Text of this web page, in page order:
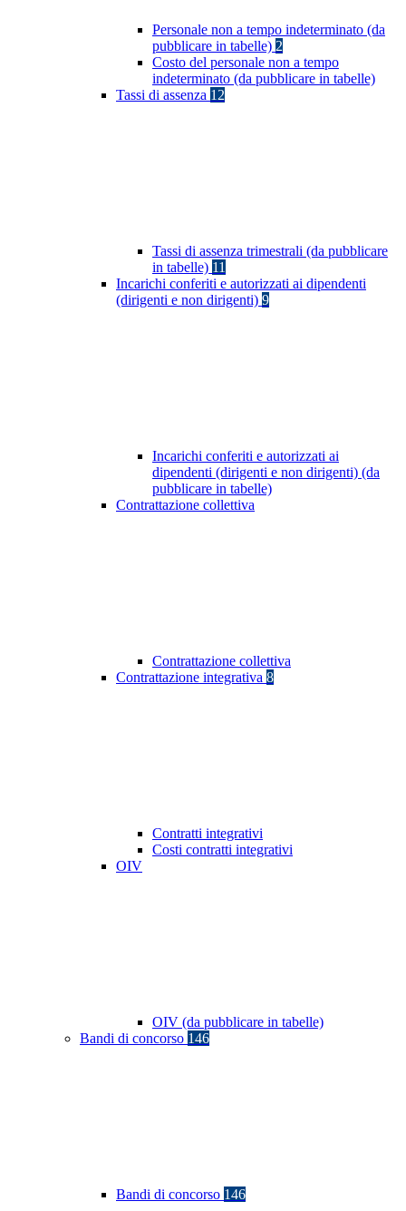
Personale non a tempo indeterminato (da
pubblicare in tabelle) 2
Costo del personale non a tempo
indeterminato (da pubblicare in tabelle)
Tassi di assenza 12
Tassi di assenza trimestrali (da pubblicare
in tabelle) 11
Incarichi conferiti e autorizzati ai dipendenti
(dirigenti e non dirigenti) 9
Incarichi conferiti e autorizzati ai
dipendenti (dirigenti e non dirigenti) (da
pubblicare in tabelle)
Contrattazione collettiva
Contrattazione collettiva
Contrattazione integrativa 8
Contratti integrativi
Costi contratti integrativi
OIV
OIV (da pubblicare in tabelle)
Bandi di concorso 146
Bandi di concorso 146